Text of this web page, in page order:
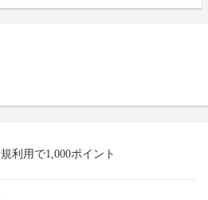
利用で1,000ポイント